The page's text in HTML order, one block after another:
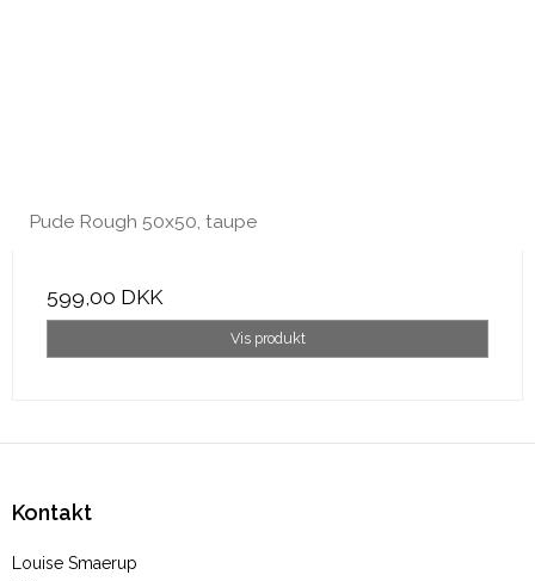
Pude Rough 50x50, taupe
599,00 DKK
Vis produkt
Kontakt
Louise Smaerup